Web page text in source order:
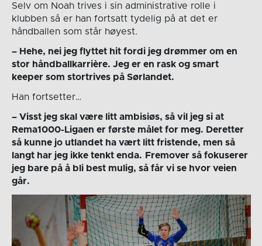
Selv om Noah trives i sin administrative rolle i
klubben så er han fortsatt tydelig på at det er
håndballen som står høyest.
– Hehe, nei jeg flyttet hit fordi jeg drømmer om en
stor håndballkarrière. Jeg er en rask og smart
keeper som stortrives på Sørlandet.
Han fortsetter…
– Visst jeg skal være litt ambisiøs, så vil jeg si at
Rema1000-Ligaen er første målet for meg. Deretter
så kunne jo utlandet ha vært litt fristende, men så
langt har jeg ikke tenkt enda. Fremover så fokuserer
jeg bare på å bli best mulig, så får vi se hvor veien
går.